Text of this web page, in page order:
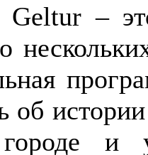
Geltur –
об
и